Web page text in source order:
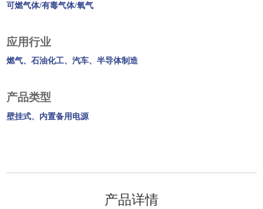
可燃气体/有毒气体/氧气
应用行业
燃气、石油化工、汽车、半导体制造
产品类型
壁挂式、内置备用电源
产品详情